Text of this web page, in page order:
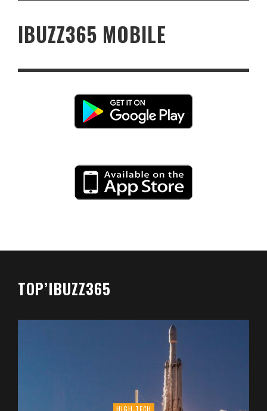
IBUZZ365 MOBILE
TOP’IBUZZ365